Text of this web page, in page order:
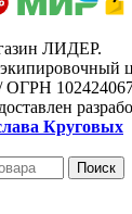
ЛИДЕР.
Круговых
Поиск